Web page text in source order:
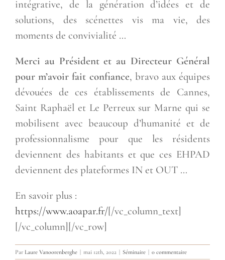
intégrative, de la génération d’idées et de
solutions, des scénettes vis ma vie, des
moments de convivialité …
Merci au Président et au Directeur Général
pour m’avoir fait confiance, bravo aux équipes
dévouées de ces établissements de Cannes,
Saint Raphaël et Le Perreux sur Marne qui se
mobilisent avec beaucoup d’humanité et de
professionnalisme pour que les résidents
deviennent des habitants et que ces EHPAD
deviennent des plateformes IN et OUT …
En savoir plus :
https://www.aoapar.fr/[/vc_column_text]
[/vc_column][/vc_row]
Par Laure Vanoorenberghe | mai 12th, 2022 | Séminaire | 0 commentaire